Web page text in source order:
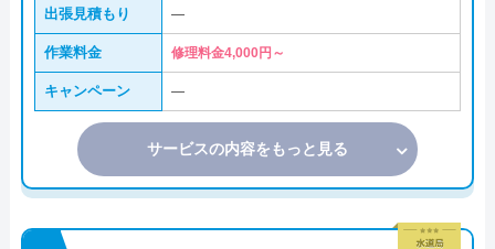
出張見積もり ―
作業料金 修理料金4,000円～
キャンペーン ―
サービスの内容をもっと見る